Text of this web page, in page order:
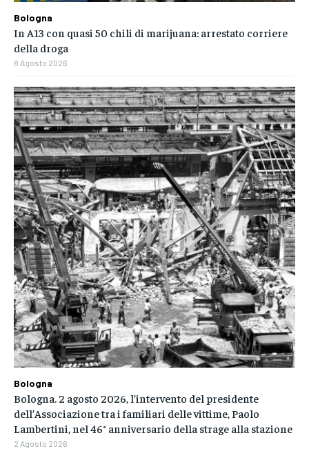
Bologna
In A13 con quasi 50 chili di marijuana: arrestato corriere
della droga
8 Agosto 2026
Bologna
Bologna. 2 agosto 2026, l’intervento del presidente
dell’Associazione tra i familiari delle vittime, Paolo
Lambertini, nel 46° anniversario della strage alla stazione
2 Agosto 2026